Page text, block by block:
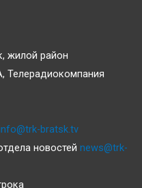
жилой район
Телерадиокомпания
bratsk.tv
новостей news@trk-